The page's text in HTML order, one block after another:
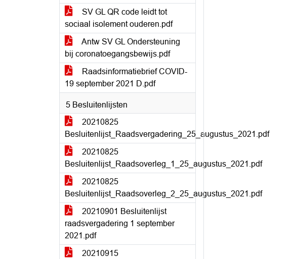
SV GL QR code leidt tot
sociaal isolement ouderen.pdf
Antw SV GL Ondersteuning
bij coronatoegangsbewijs.pdf
Raadsinformatiebrief COVID-
19 september 2021 D.pdf
5 Besluitenlijsten
20210825
Besluitenlijst_Raadsvergadering_25_augustus_2021.pdf
20210825
Besluitenlijst_Raadsoverleg_1_25_augustus_2021.pdf
20210825
Besluitenlijst_Raadsoverleg_2_25_augustus_2021.pdf
20210901 Besluitenlijst
raadsvergadering 1 september
2021.pdf
20210915